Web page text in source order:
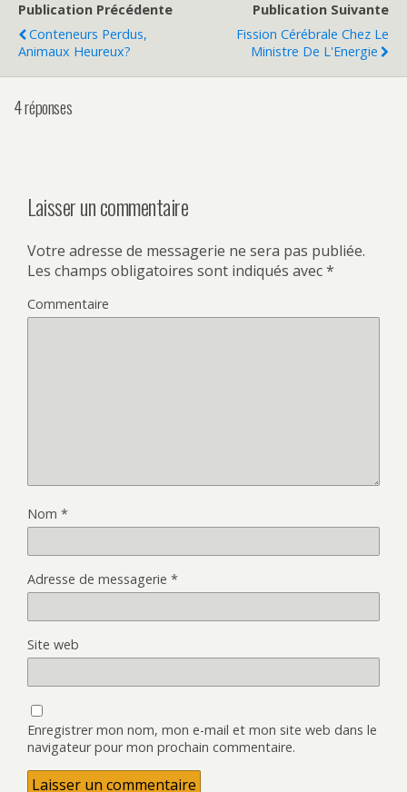
Publication Précédente
Conteneurs Perdus,
Animaux Heureux?
Publication Suivante
Fission Cérébrale Chez Le
Ministre De L'Energie
4 réponses
Laisser un commentaire
Votre adresse de messagerie ne sera pas publiée.
Les champs obligatoires sont indiqués avec*
Commentaire
Nom *
Adresse de messagerie *
Site web
Enregistrer mon nom, mon e-mail et mon site web dans le
navigateur pour mon prochain commentaire.